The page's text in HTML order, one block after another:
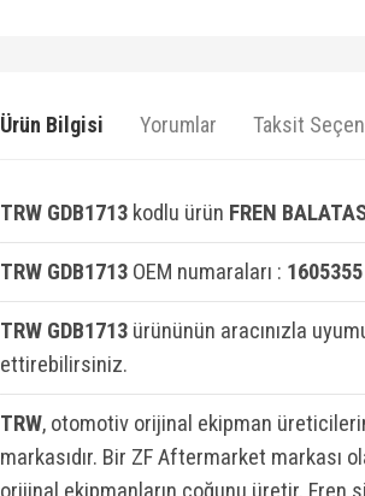
Ürün Bilgisi Yorumlar Taksit
TRW GDB1713 kodlu ürün FREN
TRW GDB1713 OEM numaraları :
TRW GDB1713 ürününün aracınızla
ettirebilirsiniz.
TRW, otomotiv orijinal ekipman
markasıdır. Bir ZF Aftermarket markası